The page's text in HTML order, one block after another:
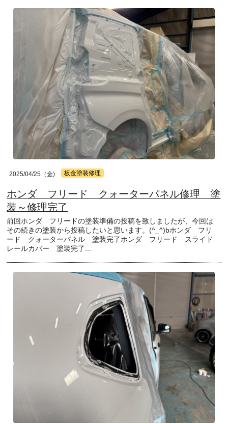
2025/04/25（金) 板金塗装修理
ホンダ フリード クォーターパネル修理 塗
装～修理完了
前回ホンダ フリードの塗装準備の投稿を致しましたが、今回は
その続きの塗装から投稿したいと思います。(^_^)bホンダ フリ
ード クォーターパネル 塗装完了ホンダ フリード スライド
レールカバー 塗装完了...